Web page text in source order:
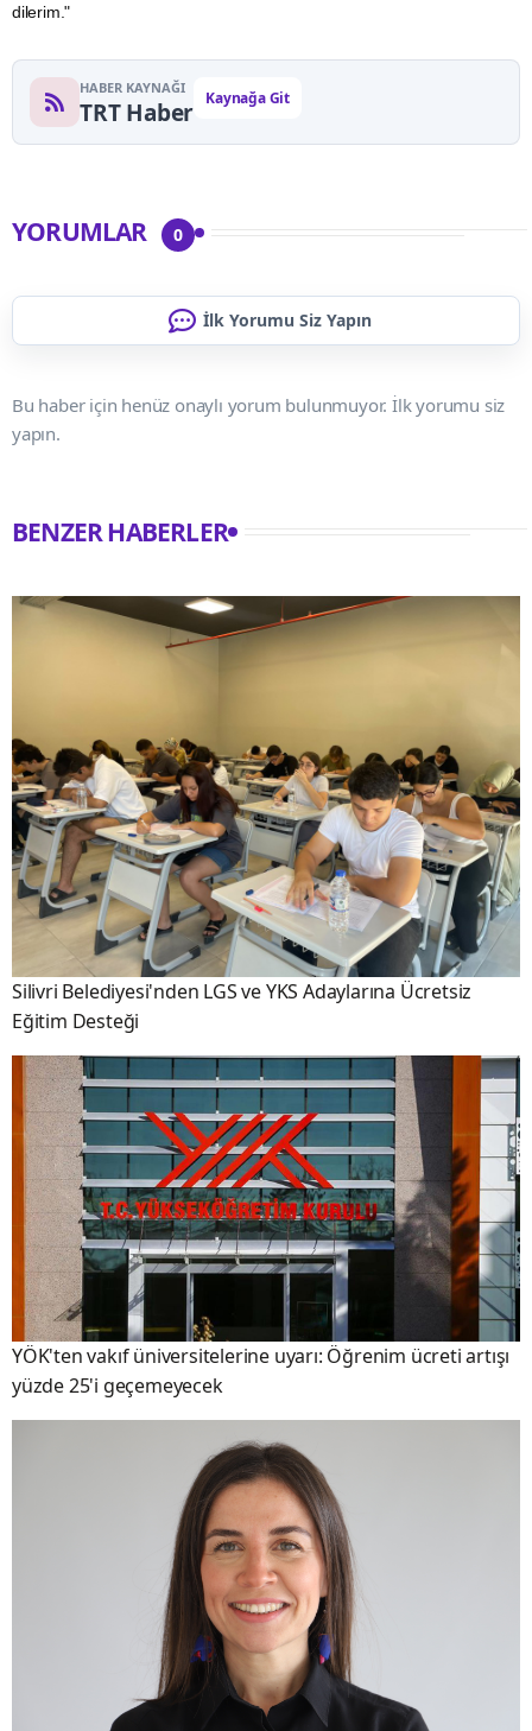
dilerim."
HABER KAYNAĞI
TRT Haber Kaynağa Git
YORUMLAR 0
İlk Yorumu Siz Yapın
Bu haber için henüz onaylı yorum bulunmuyor. İlk yorumu siz
yapın.
BENZER HABERLER
Silivri Belediyesi'nden LGS ve YKS Adaylarına Ücretsiz
Eğitim Desteği
YÖK'ten vakıf üniversitelerine uyarı: Öğrenim ücreti artışı
yüzde 25'i geçemeyecek